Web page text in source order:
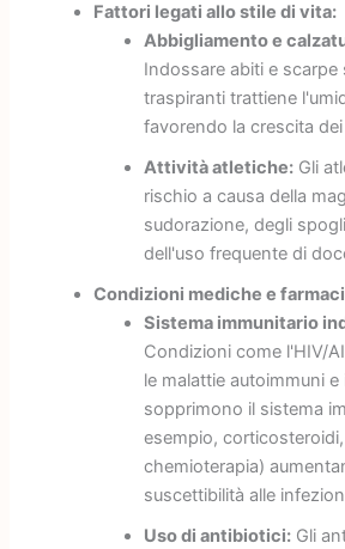
Fattori legati allo stile di vita:
Abbigliamento e
Indossare abiti e scarpe
traspiranti trattiene
favorendo la crescita
Attività atletiche:Gli
rischio a causa della
sudorazione, degli
dell'uso frequente di
Condizioni mediche e
Sistema immunitario
Condizioni come l'HIV/
le malattie autoimmuni
sopprimono il sistema
esempio, corticosteroidi,
chemioterapia)
suscettibilità alle
Uso di antibiotici:Gli